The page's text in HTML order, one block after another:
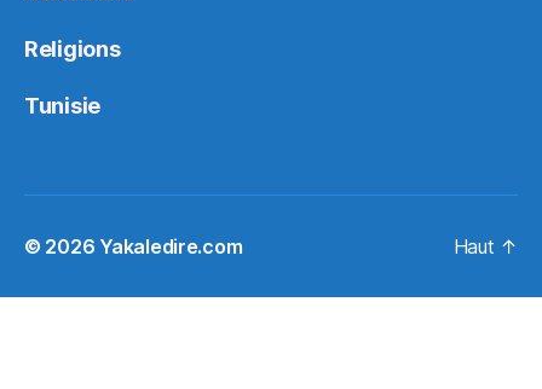
Religions
Tunisie
© 2026 Yakaledire.com Haut ↑